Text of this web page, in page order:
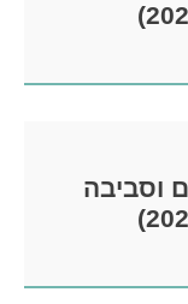
וסביבה